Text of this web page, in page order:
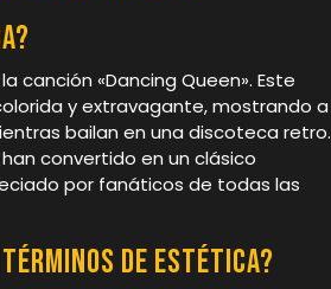
canción «Dancing Queen». Este
y extravagante, mostrando a
bailan en una discoteca retro.
convertido en un clásico
por fanáticos de todas las
términos de estética?